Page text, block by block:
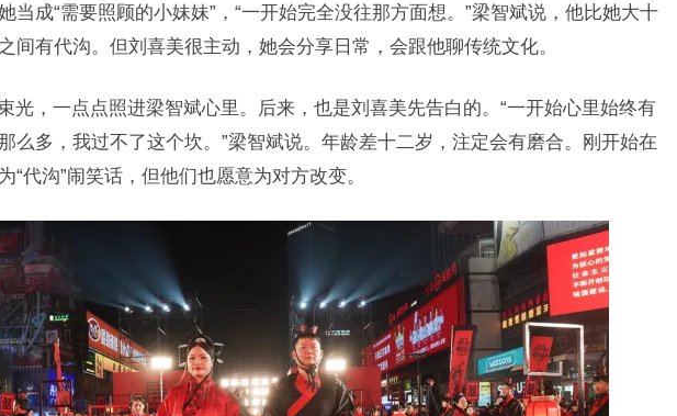
当成“需要照顾的小妹妹”，“一开始完全没往那方面想。”梁智斌说，他比她大十
间有代沟。但刘喜美很主动，她会分享日常，会跟他聊传统文化。
光，一点点照进梁智斌心里。后来，也是刘喜美先告白的。“一开始心里始终有
么多，我过不了这个坎。”梁智斌说。年龄差十二岁，注定会有磨合。刚开始在
“代沟”闹笑话，但他们也愿意为对方改变。